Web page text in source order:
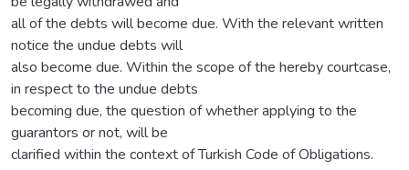
all of the debts will become due. With the relevant written
notice the undue debts will
also become due. Within the scope of the hereby courtcase,
in respect to the undue debts
becoming due, the question of whether applying to the
guarantors or not, will be
clarified within the context of Turkish Code of Obligations.